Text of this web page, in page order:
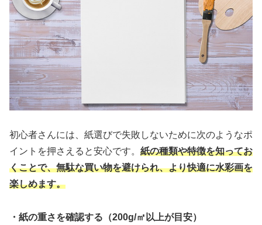
初心者さんには、紙選びで失敗しないために次のようなポ
イントを押さえると安心です。 紙の種類や特徴を知ってお
くことで、無駄な買い物を避けられ、より快適に水彩画を
楽しめます。
・紙の重さを確認する（200g/㎡以上が目安）